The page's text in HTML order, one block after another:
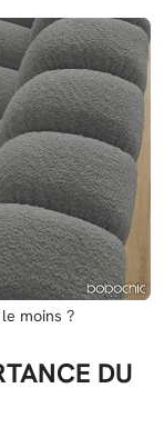
moins ?
DU